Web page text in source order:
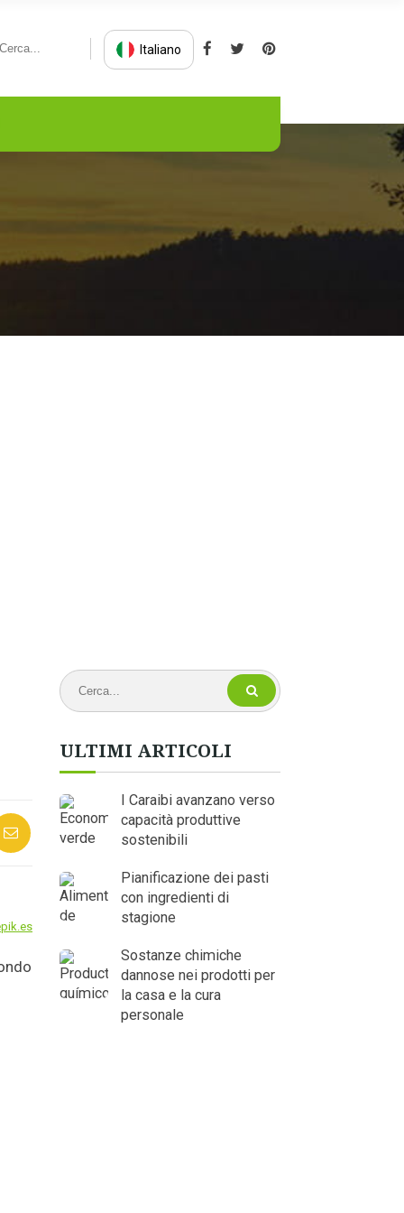
Italiano
ULTIMI ARTICOLI
I Caraibi avanzano verso
capacità produttive
sostenibili
Pianificazione dei pasti
con ingredienti di
stagione
Sostanze chimiche
dannose nei prodotti per
la casa e la cura
personale